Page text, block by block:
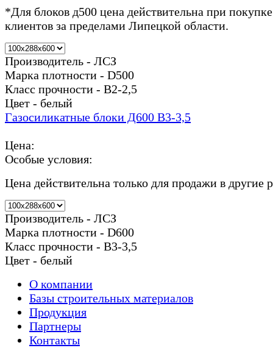
*Для блоков д500 цена действительна при
клиентов за пределами Липецкой области.
Производитель - ЛСЗ
Марка плотности - D500
Класс прочности - В2-2,5
Цвет - белый
Газосиликатные блоки Д600 В3-3,5
Цена:
Особые условия:
Цена действительна только для продажи в другие
Производитель - ЛСЗ
Марка плотности - D600
Класс прочности - В3-3,5
Цвет - белый
О компании
Базы строительных материалов
Продукция
Партнеры
Контакты